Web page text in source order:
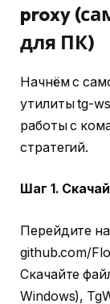
proxy
для ПК)
Начнём с
утилиты tg-
работы с
стратегий.
Шаг 1.
Перейдите
github.com/
Скачайте
Windows),